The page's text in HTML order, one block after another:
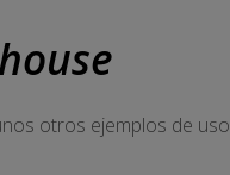
otros ejemplos de